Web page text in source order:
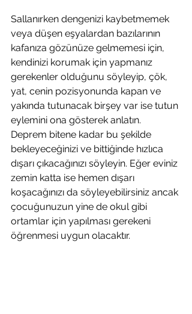
Sallanırken dengenizi kaybetmemek
veya düşen eşyalardan bazılarının
kafanıza gözünüze gelmemesi için,
kendinizi korumak için yapmanız
gerekenler olduğunu söyleyip, çök,
yat, cenin pozisyonunda kapan ve
yakında tutunacak birşey var ise tutun
eylemini ona gösterek anlatın.
Deprem bitene kadar bu şekilde
bekleyeceğinizi ve bittiğinde hızlıca
dışarı çıkacağınızı söyleyin. Eğer eviniz
zemin katta ise hemen dışarı
koşacağınızı da söyleyebilirsiniz ancak
çocuğunuzun yine de okul gibi
ortamlar için yapılması gerekeni
öğrenmesi uygun olacaktır.